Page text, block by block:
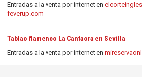
Entradas a la venta por internet en
feverup.com
Tablao flamenco La Cantaora en Sevilla
Entradas a la venta por internet en